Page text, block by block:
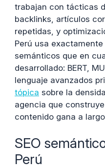
trabajan con tácticas
backlinks, artículos
repetidas, y
Perú usa
semánticos que en
desarrollado: BERT,
lenguaje avanzados
tópica sobre la
agencia que
contenido gana a
SEO
Perú